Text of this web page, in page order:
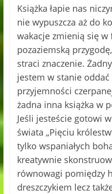
Książka łapie nas
nie wypuszcza aż do
wakacje zmienią się w
pozaziemską
straci znaczenie.
jestem w stanie
przyjemności
żadna inna książka w
Jeśli jesteście gotowi
świata „Pięciu
tylko wspaniałych
kreatywnie
równowagi pomiędzy
dreszczykiem lecz